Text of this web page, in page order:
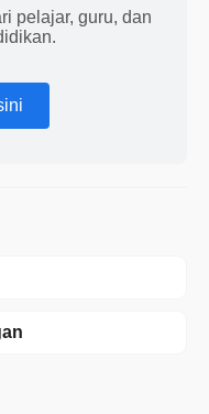
pelajar, guru, dan